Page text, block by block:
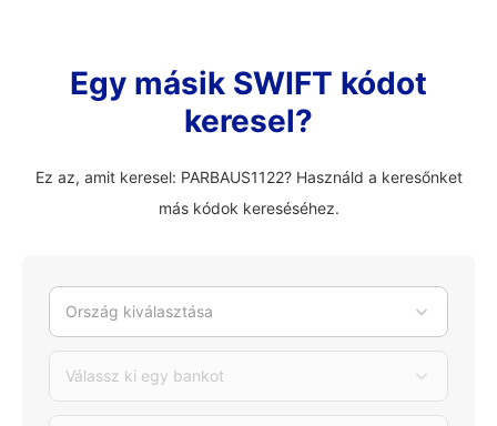
Egy másik SWIFT kódot
keresel?
Ez az, amit keresel: PARBAUS1122? Használd a keresőnket
más kódok kereséséhez.
Ország kiválasztása
Válassz ki egy bankot